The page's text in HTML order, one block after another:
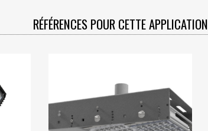
RÉFÉRENCES POUR CETTE APPLICATION